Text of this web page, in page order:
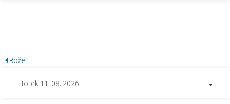
Rože
Torek 11. 08. 2026